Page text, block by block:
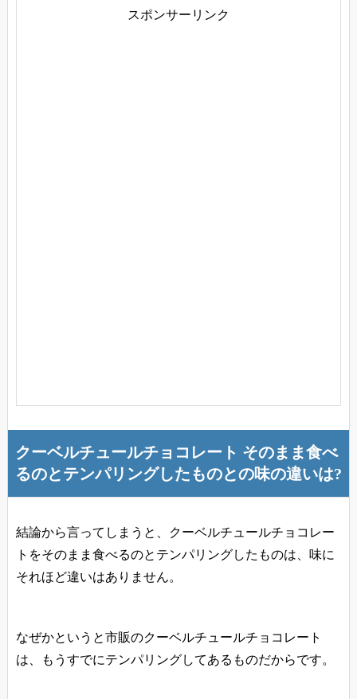
スポンサーリンク
クーベルチュールチョコレート そのまま食べ
るのとテンパリングしたものとの味の違いは?
結論から言ってしまうと、
クーベルチュールチョコレー
トをそのまま食べるのとテンパリングしたものは、味に
それほど違いはありません。
なぜかというと市販のクーベルチュールチョコレート
は、もうすでにテンパリングしてあるものだからです。